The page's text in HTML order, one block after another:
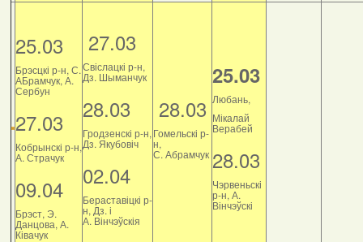
25.03
Брэсцкі р-н, С.
АБрамчук, А.
Сербун
27.03
Кобрынскі р-н,
А. Страчук
09.04
Брэст, Э.
Данцова, А.
Ківачук
27.03
Свіслацкі р-н,
Дз. Шыманчук
28.03
Гродзенскі р-н,
Дз. Якубовіч
02.04
Бераставіцкі р-
н, Дз. і
А. Вінчэўскія
28.03
Гомельскі р-
н,
С. Абрамчук
25.03
Любань,
Мікалай
Верабей
28.03
Чэрвеньскі
р-н, А.
Вінчэўскі